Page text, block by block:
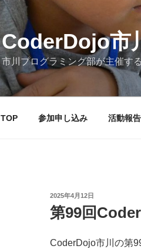
CoderDojo市
市川プログラミング部が主催す
TOP 参加申し込み 活動報告
投
稿
日:
2025年4月12日
第99回
CoderDojo市川の第